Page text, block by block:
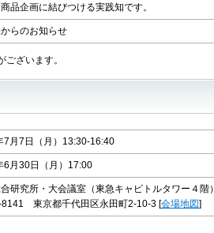
品企画に結びつける実践知です。
らのお知らせ
ざいます。
7月7日（月）13:30-16:40
6月30日（月）17:00
研究所・大会議室（東急キャピトルタワー４階）
8141 東京都千代田区永田町2-10-3 [会場地図]